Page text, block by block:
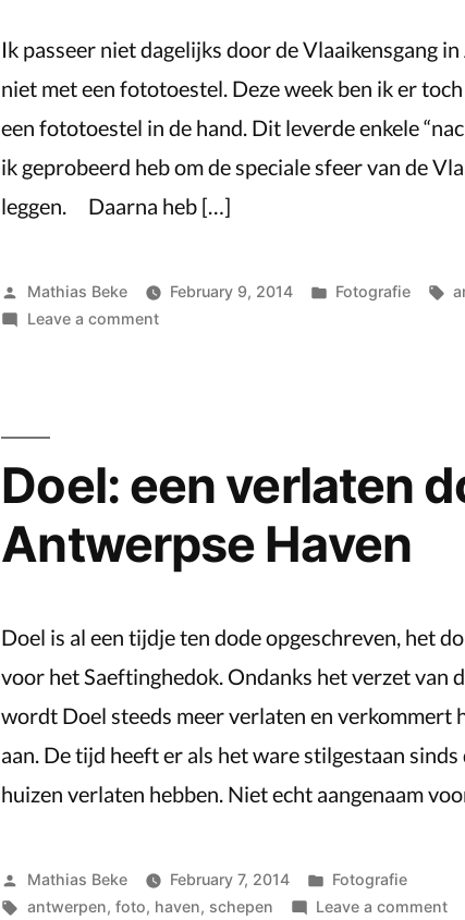
Ik passeer niet dagelijks door de Vlaaikensgang
niet met een fototoestel. Deze week ben ik er toch
een fototoestel in de hand. Dit leverde enkele
ik geprobeerd heb om de speciale sfeer van de
leggen. Daarna heb […]
Posted
by
Mathias Beke February 9, 2014
Posted
Fotografie
Leave a commenton
Doel: een verlaten
Antwerpse Haven
Doel is al een tijdje ten dode opgeschreven, het
voor het Saeftinghedok. Ondanks het verzet van
wordt Doel steeds meer verlaten en verkommert
aan. De tijd heeft er als het ware stilgestaan sinds
huizen verlaten hebben. Niet echt aangenaam
Posted
by
Mathias Beke February 7, 2014
Posted
in
Fotografie
Tags:
antwerpen, foto, haven, schepen Leave a commenton